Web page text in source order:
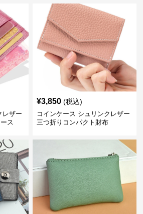
レザー
ス
¥3,850 (税込)
コインケース シュリンクレザー
三つ折りコンパクト財布